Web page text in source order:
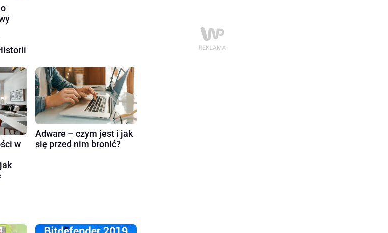
w
Adware – czym jest i jak
się przed nim bronić?